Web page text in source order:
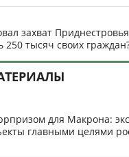
захват
тысяч своих
для Макрона:
главными целями